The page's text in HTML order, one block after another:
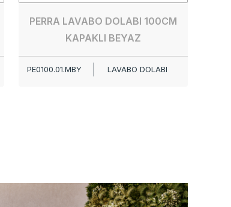
PERRA LAVABO DOLABI 100CM
KAPAKLI BEYAZ
PE0100.01.MBY LAVABO DOLABI